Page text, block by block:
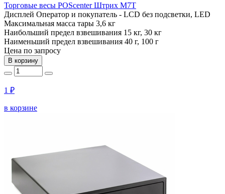
Торговые весы POScenter Штрих М7Т
Дисплей Оператор и покупатель - LCD без подсветки, LED
Максимальная масса тары 3,6 кг
Наибольший предел взвешивания 15 кг, 30 кг
Наименьший предел взвешивания 40 г, 100 г
Цена по запросу
В корзину
1 ₽
в корзине